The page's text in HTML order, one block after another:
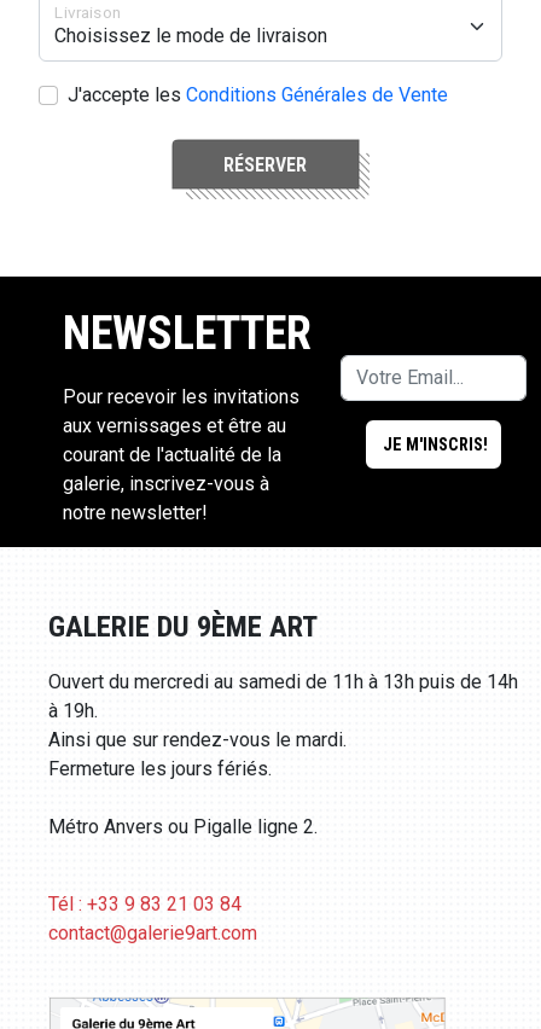
Livraison
J'accepte les Conditions Générales de Vente
RÉSERVER
NEWSLETTER
Pour recevoir les invitations
aux vernissages et être au
courant de l'actualité de la
galerie, inscrivez-vous à
notre newsletter!
GALERIE DU 9ÈME ART
Ouvert du mercredi au samedi de 11h à 13h puis de 14h
à 19h.
Ainsi que sur rendez-vous le mardi.
Fermeture les jours fériés.
Métro Anvers ou Pigalle ligne 2.
Tél : +33 9 83 21 03 84
contact@galerie9art.com